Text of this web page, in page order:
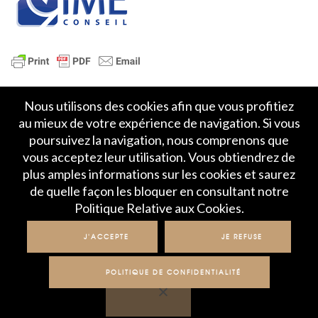
Accueil
Politique de Confidentialité
Crédits et mentions légales
Contact
© IME 2017-2020
Nous utilisons des cookies afin que vous profitiez
au mieux de votre expérience de navigation. Si vous
poursuivez la navigation, nous comprenons que
vous acceptez leur utilisation. Vous obtiendrez de
plus amples informations sur les cookies et saurez
de quelle façon les bloquer en consultant notre
Politique Relative aux Cookies.
J'ACCEPTE JE REFUSE
POLITIQUE DE CONFIDENTIALITÉ